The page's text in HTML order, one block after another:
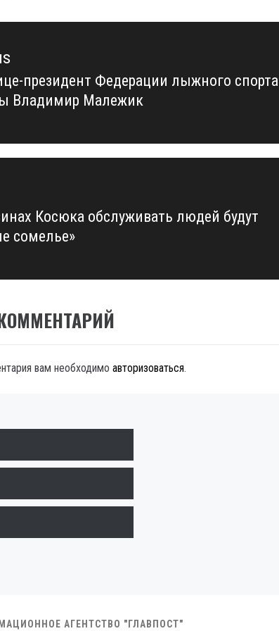
президент Федерации лыжного спорта
Владимир Малежик
Косюка обслуживать людей будут
сомелье»
вам необходимо авторизоваться.
АГЕНТСТВО "ГЛАВПОСТ"